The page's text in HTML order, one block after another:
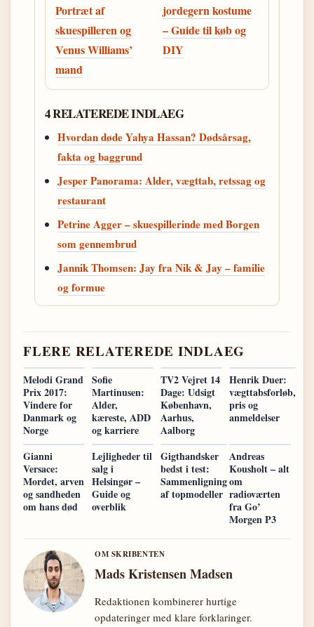
Portræt af
skuespilleren og
Venus Williams’
mand
jordegern kostume
– Guide til køb og
DIY
4 RELATEREDE INDLAEG
Hvordan døde Yahya Hassan? Dødsårsag,
fakta og baggrund
Jesper Panorama: Alder, vægttab, retssag og
restaurant
Petrine Agger – skuespillerinde med Borgen
som gennembrud
Jannik Thomsen: Jay fra Nik & Jay – familie
og formue
FLERE RELATEREDE INDLAEG
Melodi Grand
Prix 2017:
Vindere for
Danmark og
Norge
Sofie
Martinusen:
Alder,
kæreste, ADD
og karriere
TV2 Vejret 14
Dage: Udsigt
København,
Aarhus,
Aalborg
Henrik Duer:
vægttabsforløb,
pris og
anmeldelser
Gianni
Versace:
Mordet, arven
og sandheden
om hans død
Lejligheder til
salg i
Helsingør –
Guide og
overblik
Gigthandsker
bedst i test:
Sammenligning
af topmodeller
Andreas
Kousholt – alt
om
radioværten
fra Go’
Morgen P3
OM SKRIBENTEN
Mads Kristensen Madsen
Redaktionen kombinerer hurtige
opdateringer med klare forklaringer.